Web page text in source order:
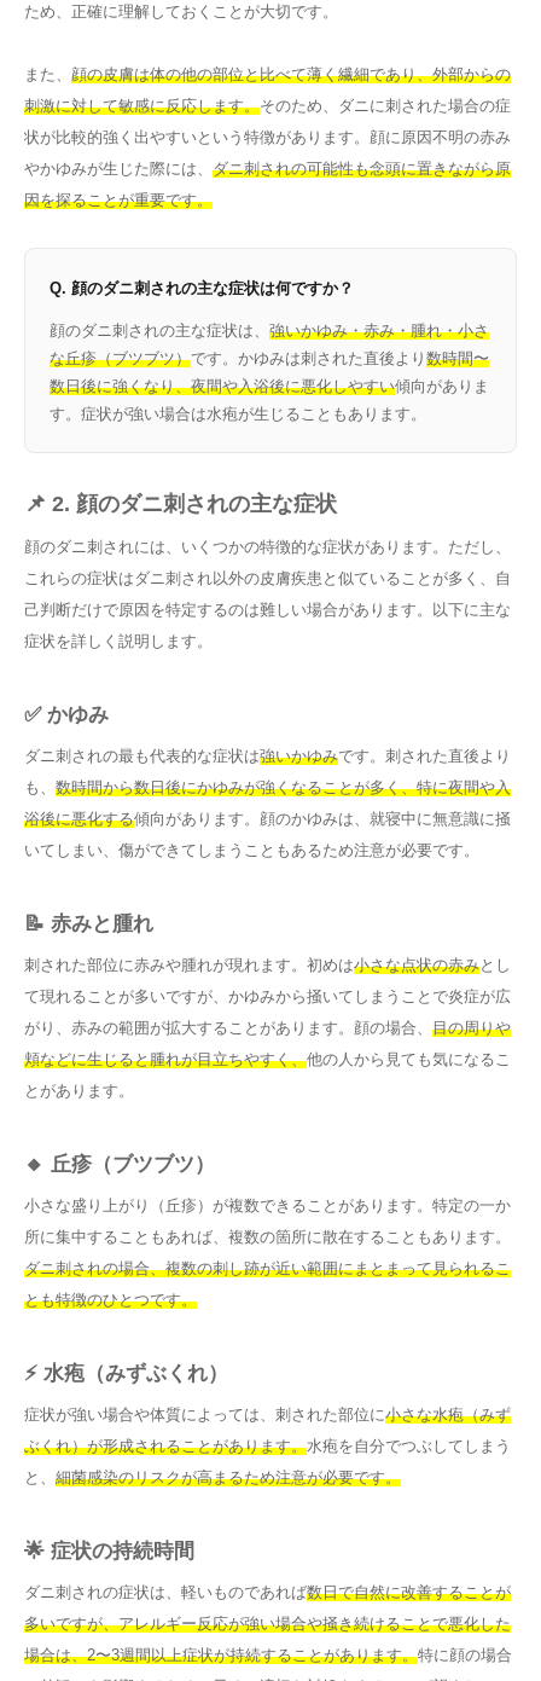
ため、正確に理解しておくことが大切です。
また、 顔の皮膚は体の他の部位と比べて薄く繊細であり、外部からの
刺激に対して敏感に反応します。そのため、ダニに刺された場合の症
状が比較的強く出やすいという特徴があります。顔に原因不明の赤み
やかゆみが生じた際には、 ダニ刺されの可能性も念頭に置きながら原
因を探ることが重要です。
Q. 顔のダニ刺されの主な症状は何ですか？
顔のダニ刺されの主な症状は、 強いかゆみ・赤み・腫れ・小さ
な丘疹（ブツブツ）です。かゆみは刺された直後より 数時間〜
数日後に強くなり、夜間や入浴後に悪化しやすい傾向がありま
す。症状が強い場合は水疱が生じることもあります。
📌 2. 顔のダニ刺されの主な症状
顔のダニ刺されには、いくつかの特徴的な症状があります。ただし、
これらの症状はダニ刺され以外の皮膚疾患と似ていることが多く、自
己判断だけで原因を特定するのは難しい場合があります。以下に主な
症状を詳しく説明します。
✅ かゆみ
ダニ刺されの最も代表的な症状は強いかゆみです。刺された直後より
も、 数時間から数日後にかゆみが強くなることが多く、特に夜間や入
浴後に悪化する傾向があります。顔のかゆみは、就寝中に無意識に掻
いてしまい、傷ができてしまうこともあるため注意が必要です。
📝 赤みと腫れ
刺された部位に赤みや腫れが現れます。初めは小さな点状の赤みとし
て現れることが多いですが、かゆみから掻いてしまうことで炎症が広
がり、赤みの範囲が拡大することがあります。顔の場合、 目の周りや
頬などに生じると腫れが目立ちやすく、他の人から見ても気になるこ
とがあります。
🔸 丘疹（ブツブツ）
小さな盛り上がり（丘疹）が複数できることがあります。特定の一か
所に集中することもあれば、複数の箇所に散在することもあります。
ダニ刺されの場合、複数の刺し跡が近い範囲にまとまって見られるこ
とも特徴のひとつです。
⚡ 水疱（みずぶくれ）
症状が強い場合や体質によっては、刺された部位に小さな水疱（みず
ぶくれ）が形成されることがあります。水疱を自分でつぶしてしまう
と、 細菌感染のリスクが高まるため注意が必要です。
🌟 症状の持続時間
ダニ刺されの症状は、軽いものであれば数日で自然に改善することが
多いですが、アレルギー反応が強い場合や掻き続けることで悪化した
場合は、2〜3週間以上症状が持続することがあります。特に顔の場合